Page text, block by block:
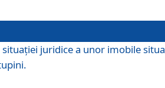
situaţiei juridice a unor imobile